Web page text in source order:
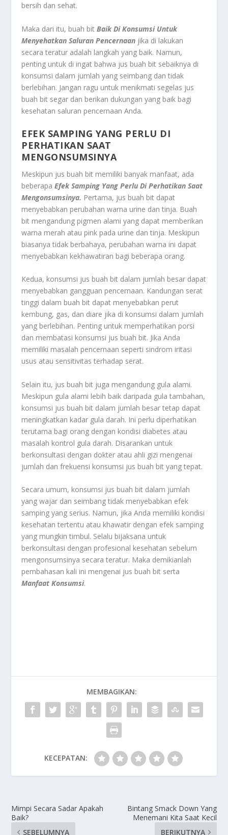
bersih dan sehat.
Maka dari itu, buah bitBaik Di Konsumsi Untuk
Menyehatkan Saluran Pencernaan jika di lakukan
secara teratur adalah langkah yang baik. Namun,
penting untuk di ingat bahwa jus buah bit sebaiknya di
konsumsi dalam jumlah yang seimbang dan tidak
berlebihan. Jangan ragu untuk menikmati segelas jus
buah bit segar dan berikan dukungan yang baik bagi
kesehatan saluran pencernaan Anda.
EFEK SAMPING YANG PERLU DI
PERHATIKAN SAAT
MENGONSUMSINYA
Meskipun jus buah bit memiliki banyak manfaat, ada
beberapaEfek Samping Yang Perlu Di Perhatikan Saat
Mengonsumsinya. Pertama, jus buah bit dapat
menyebabkan perubahan warna urine dan tinja. Buah
bit mengandung pigmen alami yang dapat memberikan
warna merah atau pink pada urine dan tinja. Meskipun
biasanya tidak berbahaya, perubahan warna ini dapat
menyebabkan kekhawatiran bagi beberapa orang.
Kedua, konsumsi jus buah bit dalam jumlah besar dapat
menyebabkan gangguan pencernaan. Kandungan serat
tinggi dalam buah bit dapat menyebabkan perut
kembung, gas, dan diare jika di konsumsi dalam jumlah
yang berlebihan. Penting untuk memperhatikan porsi
dan membatasi konsumsi jus buah bit. Jika Anda
memiliki masalah pencernaan seperti sindrom iritasi
usus atau sensitivitas terhadap serat.
Selain itu, jus buah bit juga mengandung gula alami.
Meskipun gula alami lebih baik daripada gula tambahan,
konsumsi jus buah bit dalam jumlah besar tetap dapat
meningkatkan kadar gula darah. Ini perlu diperhatikan
terutama bagi orang dengan kondisi diabetes atau
masalah kontrol gula darah. Disarankan untuk
berkonsultasi dengan dokter atau ahli gizi mengenai
jumlah dan frekuensi konsumsi jus buah bit yang tepat.
Secara umum, konsumsi jus buah bit dalam jumlah
yang wajar dan seimbang tidak menyebabkan efek
samping yang serius. Namun, jika Anda memiliki kondisi
kesehatan tertentu atau khawatir dengan efek samping
yang mungkin timbul. Selalu bijaksana untuk
berkonsultasi dengan profesional kesehatan sebelum
mengonsumsinya secara teratur. Maka demikianlah
pembahasan kali ini mengenai jus buah bit serta
Manfaat Konsumsi.
MEMBAGIKAN:
KECEPATAN:
Mimpi Secara Sadar Apakah
Baik?
SEBELUMNYA
Bintang Smack Down Yang
Menemani Kita Saat Kecil
BERIKUTNYA